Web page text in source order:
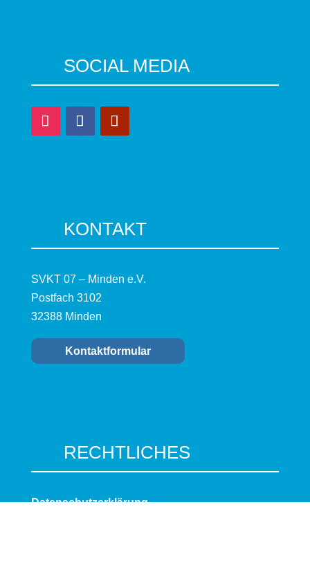
SOCIAL MEDIA
KONTAKT
SVKT 07 – Minden e.V.
Postfach 3102
32388 Minden
Kontaktformular
RECHTLICHES
Datenschutzerklärung